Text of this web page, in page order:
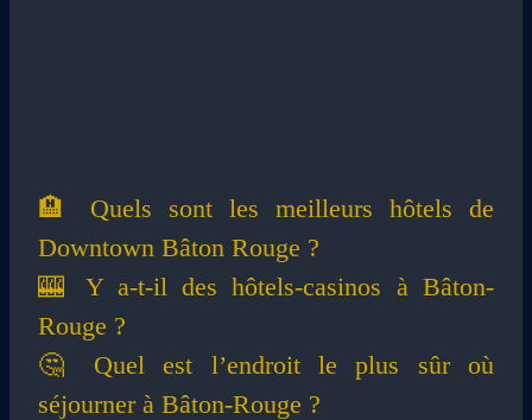
🏨 Quels sont les meilleurs hôtels de
Downtown Bâton Rouge ?
🎰 Y a-t-il des hôtels-casinos à Bâton-
Rouge ?
🤔 Quel est l’endroit le plus sûr où
séjourner à Bâton-Rouge ?